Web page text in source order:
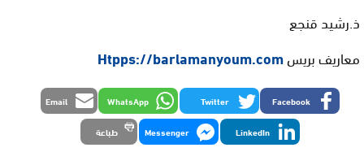
ذ.رشيد قنجع
معاريف بريسHtpps://barlamanyoum.com
Facebook
Twitter
WhatsApp
Email
LinkedIn
Messenger طباعة